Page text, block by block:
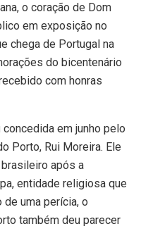
o coração de Dom
em exposição no
chega de Portugal na
do bicentenário
com honras
em junho pelo
Porto, Rui Moreira. Ele
após a
entidade religiosa que
de uma perícia, o
também deu parecer